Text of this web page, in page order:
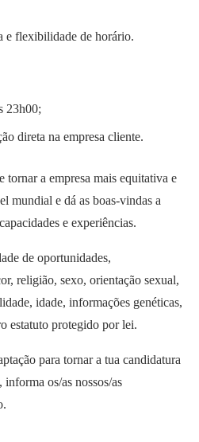
e flexibilidade de horário.
23h00;
direta na empresa cliente.
tornar a empresa mais equitativa e
mundial e dá as boas-vindas a
e experiências.
de oportunidades,
religião, sexo, orientação sexual,
idade, informações genéticas,
estatuto protegido por lei.
para tornar a tua candidatura
os/as nossos/as